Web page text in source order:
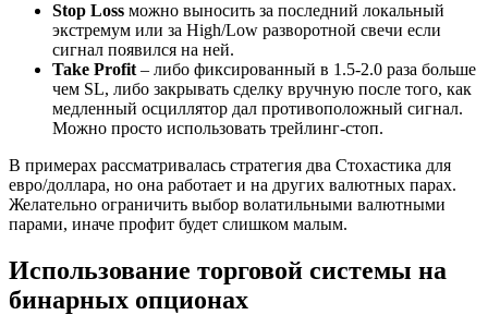
Stop Loss можно выносить за последний локальный
экстремум или за High/Low разворотной свечи если
сигнал появился на ней.
Take Profit – либо фиксированный в 1.5-2.0 раза больше
чем SL, либо закрывать сделку вручную после того, как
медленный осциллятор дал противоположный сигнал.
Можно просто использовать трейлинг-стоп.
В примерах рассматривалась стратегия два Стохастика для
евро/доллара, но она работает и на других валютных парах.
Желательно ограничить выбор волатильными валютными
парами, иначе профит будет слишком малым.
Использование торговой системы на
бинарных опционах